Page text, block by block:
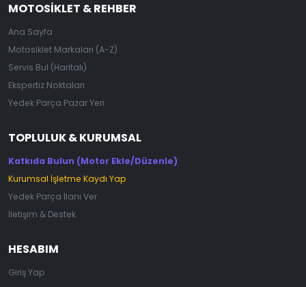
MOTOSIKLET & REHBER
Ana Sayfa
Motosiklet Markaları (A-Z)
Servis Bul (Haritalı)
Ekspertiz Noktaları
Yedek Parça Pazar Yeri
TOPLULUK & KURUMSAL
Katkıda Bulun (Motor Ekle/Düzenle)
Kurumsal İşletme Kaydı Yap
Yedek Parça İlanı Ver
İletişim & Destek
HESABIM
Giriş Yap